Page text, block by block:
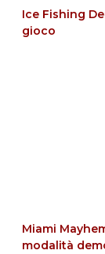
Ice Fishing
gioco
Miami
modalità